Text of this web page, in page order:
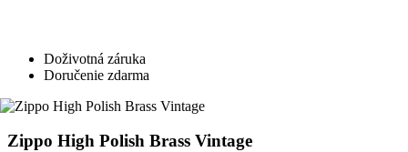
Doživotná záruka
Doručenie zdarma
Zippo High Polish Brass Vintage